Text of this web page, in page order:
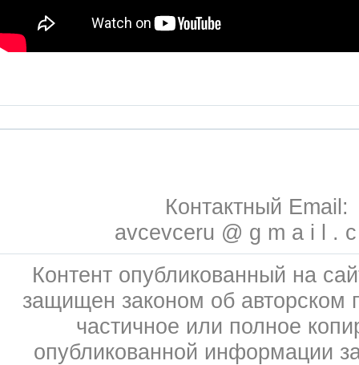
Контактный Email:
avcevceru @ g m a i l .
Контент опубликованный на
защищен законом об авторском
частичное или полное
опубликованной информации